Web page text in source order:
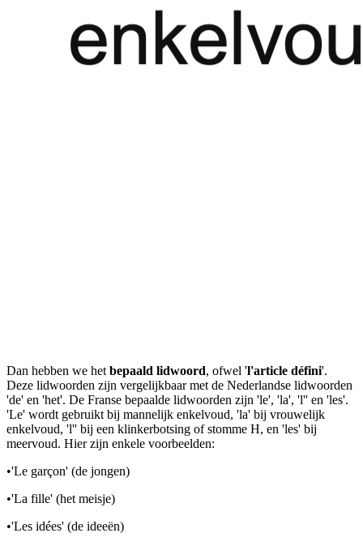
Dan hebben we het bepaald lidwoord, ofwel 'l'article défini'.
Deze lidwoorden zijn vergelijkbaar met de Nederlandse lidwoorden
'de' en 'het'. De Franse bepaalde lidwoorden zijn 'le', 'la', 'l'' en 'les'.
'Le' wordt gebruikt bij mannelijk enkelvoud, 'la' bij vrouwelijk
enkelvoud, 'l'' bij een klinkerbotsing of stomme H, en 'les' bij
meervoud. Hier zijn enkele voorbeelden:
•'Le garçon' (de jongen)
•'La fille' (het meisje)
•'Les idées' (de ideeën)